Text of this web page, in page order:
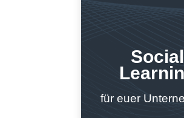
Social
für euer